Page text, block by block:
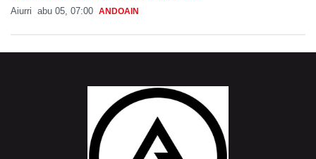
Aiurri abu 05, 07:00 ANDOAIN